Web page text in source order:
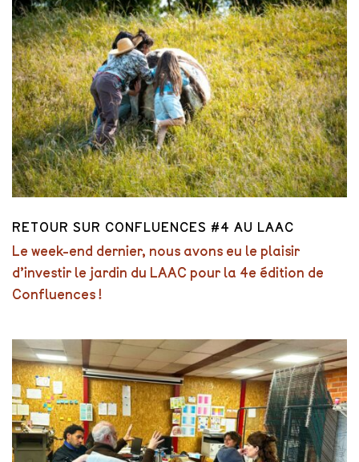
RETOUR SUR CONFLUENCES #4 AU LAAC
Le week-end dernier, nous avons eu le plaisir
d’investir le jardin du LAAC pour la 4e édition de
Confluences !